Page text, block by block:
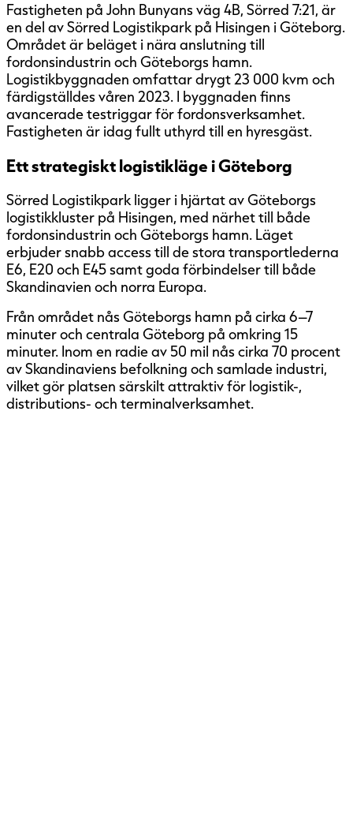
Fastigheten på John Bunyans väg 4B, Sörred 7:21, är
en del av Sörred Logistikpark på Hisingen i Göteborg.
Området är beläget i nära anslutning till
fordonsindustrin och Göteborgs hamn.
Logistikbyggnaden omfattar drygt 23 000 kvm och
färdigställdes våren 2023. I byggnaden finns
avancerade testriggar för fordonsverksamhet.
Fastigheten är idag fullt uthyrd till en hyresgäst.
Ett strategiskt logistikläge i Göteborg
Sörred Logistikpark ligger i hjärtat av Göteborgs
logistikkluster på Hisingen, med närhet till både
fordonsindustrin och Göteborgs hamn. Läget
erbjuder snabb access till de stora transportlederna
E6, E20 och E45 samt goda förbindelser till både
Skandinavien och norra Europa.
Från området nås Göteborgs hamn på cirka 6–7
minuter och centrala Göteborg på omkring 15
minuter. Inom en radie av 50 mil nås cirka 70 procent
av Skandinaviens befolkning och samlade industri,
vilket gör platsen särskilt attraktiv för logistik-,
distributions- och terminalverksamhet.